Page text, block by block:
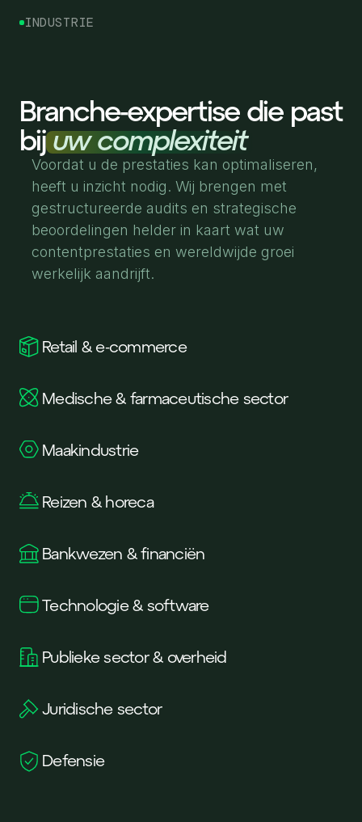
INDUSTRIE
Branche-expertise die past
bijuw complexiteit
Voordat u de prestaties kan optimaliseren,
heeft u inzicht nodig. Wij brengen met
gestructureerde audits en strategische
beoordelingen helder in kaart wat uw
contentprestaties en wereldwijde groei
werkelijk aandrijft.
Retail & e-commerce
Medische & farmaceutische sector
Maakindustrie
Reizen & horeca
Bankwezen & financiën
Technologie & software
Publieke sector & overheid
Juridische sector
Defensie